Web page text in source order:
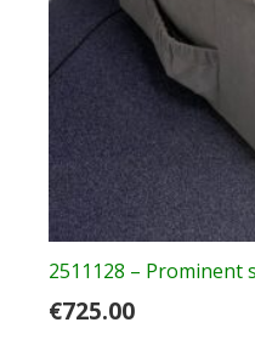
2511128 – Prominent
€725.00